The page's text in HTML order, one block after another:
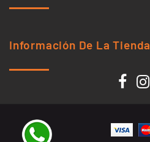
Información De La Tienda